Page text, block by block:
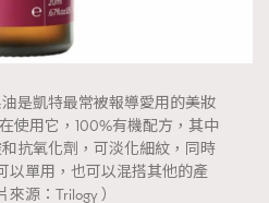
是凱特最常被報導愛用的美妝
使用它，100%有機配方，其中
抗氧化劑，可淡化細紋，同時
以單用，也可以混搭其他的產
源：Trilogy ）